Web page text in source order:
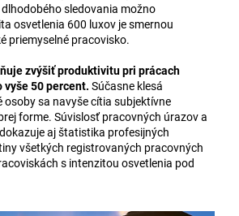
sledovania možno
osvetlenia 600 luxov je smernou
priemyselné pracovisko.
zvýšiť produktivitu pri prácach
vyše 50 percent. Súčasne klesá
sa navyše cítia subjektívne
forme. Súvislosť pracovných úrazov a
aj štatistika profesijných
všetkých registrovaných pracovných
s intenzitou osvetlenia pod